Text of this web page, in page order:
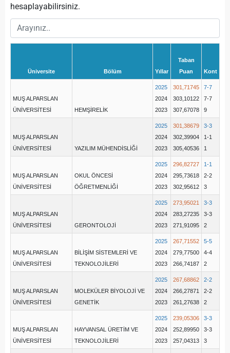
hesaplayabilirsiniz.
Üniversite Bölüm Yıllar
Taban
Puan
Kont
MUŞ ALPARSLAN
ÜNİVERSİTESİ
HEMŞİRELİK
2025
2024
2023
301,71745
303,10122
307,67078
7-7
7-7
9
MUŞ ALPARSLAN
ÜNİVERSİTESİ
YAZILIM MÜHENDİSLİĞİ
2025
2024
2023
301,38679
302,39904
305,40536
3-3
1-1
1
MUŞ ALPARSLAN
ÜNİVERSİTESİ
OKUL ÖNCESİ
ÖĞRETMENLİĞİ
2025
2024
2023
296,82727
295,73618
302,95612
1-1
2-2
3
MUŞ ALPARSLAN
ÜNİVERSİTESİ
GERONTOLOJİ
2025
2024
2023
273,95021
283,27235
271,91095
3-3
3-3
2
MUŞ ALPARSLAN
ÜNİVERSİTESİ
BİLİŞİM SİSTEMLERİ VE
TEKNOLOJİLERİ
2025
2024
2023
267,71552
279,77500
266,74187
5-5
4-4
2
MUŞ ALPARSLAN
ÜNİVERSİTESİ
MOLEKÜLER BİYOLOJİ VE
GENETİK
2025
2024
2023
267,68862
266,27871
261,27638
2-2
2-2
2
MUŞ ALPARSLAN
ÜNİVERSİTESİ
HAYVANSAL ÜRETİM VE
TEKNOLOJİLERİ
2025
2024
2023
239,05306
252,89950
257,04313
3-3
3-3
3